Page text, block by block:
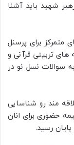
شهید باید آشنا
برای پرسنل
های تربیتی قرآنی و
سوالات نسل نو در
مند رو شناسایی
حضوری برای انان
رسید.